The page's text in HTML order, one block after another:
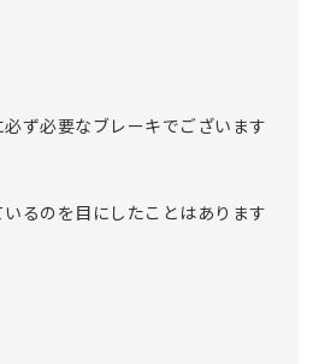
ず必要なブレーキでございます
るのを目にしたことはあります